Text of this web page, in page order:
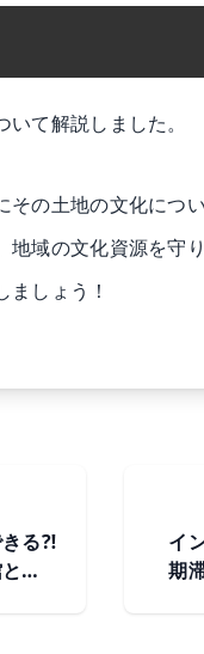
て解説しました。
その土地の文化につ
地域の文化資源を守
ましょう！
る⁈
ス
イ
期